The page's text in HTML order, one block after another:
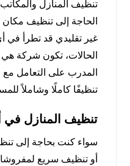
تنظيف المنازل
الحاجة إلى تنظيف
غير تقليدي قد تطرأ
الحالات، تكون شركة هي
المدرب على التعامل
تنظيفًا كاملًا وشاملاً
تنظيف المنازل
سواء كنت بحاجة إلى
أو تنظيف سريع